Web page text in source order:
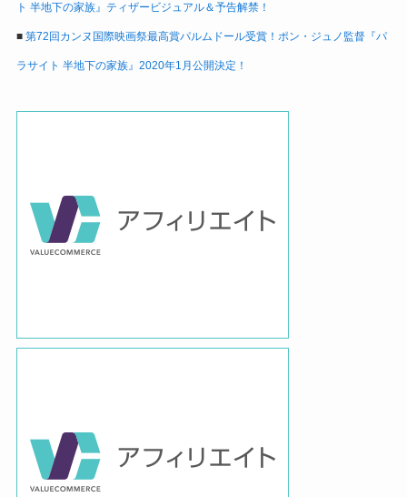
ト 半地下の家族』ティザービジュアル＆予告解禁！
■ 第72回カンヌ国際映画祭最高賞パルムドール受賞！ポン・ジュノ監督『パ
ラサイト 半地下の家族』2020年1月公開決定！